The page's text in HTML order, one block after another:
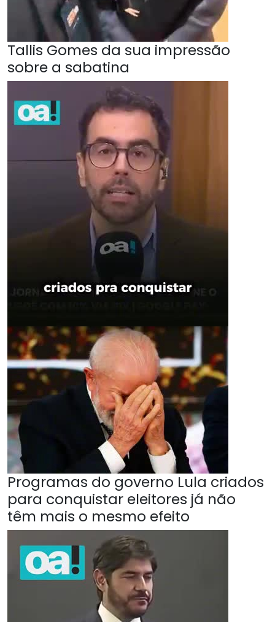
Tallis Gomes da sua impressão
sobre a sabatina
Programas do governo Lula criados
para conquistar eleitores já não
têm mais o mesmo efeito